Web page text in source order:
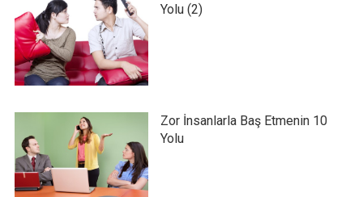
Yolu (2)
Zor İnsanlarla Baş Etmenin 10
Yolu